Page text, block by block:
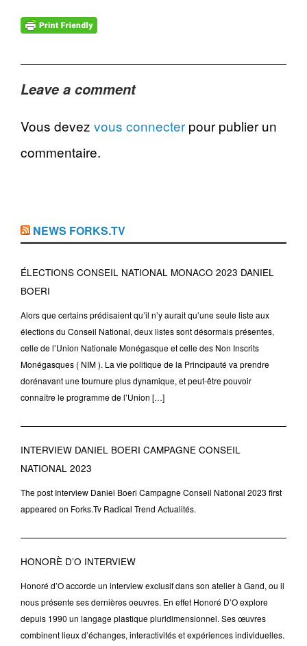
Leave a comment
Vous devez vous connecter pour publier un
commentaire.
NEWS FORKS.TV
ÉLECTIONS CONSEIL NATIONAL MONACO 2023 DANIEL
BOERI
Alors que certains prédisaient qu’il n’y aurait qu’une seule liste aux
élections du Conseil National, deux listes sont désormais présentes,
celle de l’Union Nationale Monégasque et celle des Non Inscrits
Monégasques ( NIM ). La vie politique de la Principauté va prendre
dorénavant une tournure plus dynamique, et peut-être pouvoir
connaître le programme de l’Union […]
INTERVIEW DANIEL BOERI CAMPAGNE CONSEIL
NATIONAL 2023
The post Interview Daniel Boeri Campagne Conseil National 2023 first
appeared on Forks.Tv Radical Trend Actualités.
HONORÈ D’O INTERVIEW
Honoré d’O accorde un interview exclusif dans son atelier à Gand, ou il
nous présente ses dernières oeuvres. En effet Honoré D’O explore
depuis 1990 un langage plastique pluridimensionnel. Ses œuvres
combinent lieux d’échanges, interactivités et expériences individuelles.